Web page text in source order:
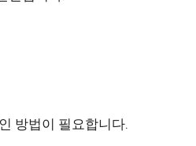
방법이 필요합니다.